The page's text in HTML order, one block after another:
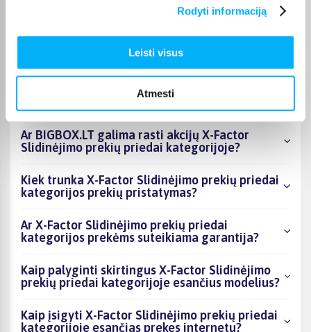
Rodyti informaciją
Leisti visus
Atmesti
Kokie X-Factor Slidinėjimo prekių priedai
Kiek prekių yra X-Factor Slidinėjimo prekių
priedai kategorijos asortimente ir kokia
Ar BIGBOX.LT galima rasti akcijų X-Factor
Slidinėjimo prekių priedai kategorijoje?
Kiek trunka X-Factor Slidinėjimo prekių priedai
kategorijos prekių pristatymas?
Ar X-Factor Slidinėjimo prekių priedai
kategorijos prekėms suteikiama garantija?
Kaip palyginti skirtingus X-Factor Slidinėjimo
prekių priedai kategorijoje esančius modelius?
Kaip įsigyti X-Factor Slidinėjimo prekių priedai
kategorijoje esančias prekes internetu?